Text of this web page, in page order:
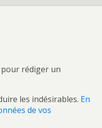
pour rédiger un
les indésirables. En
de vos